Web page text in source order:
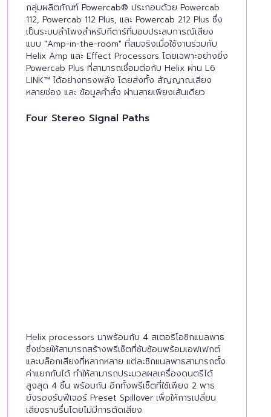
กลุ่มผลิตภัณฑ์ Powercab® ประกอบด้วย Powercab
112, Powercab 112 Plus, และ Powercab 212 Plus ซึ่ง
เป็นระบบลำโพงสำหรับกีตาร์ที่มอบประสบการณ์เสียง
แบบ "Amp-in-the-room" ที่สมจริงเมื่อใช้งานร่วมกับ
Helix Amp และ Effect Processors โดยเฉพาะอย่างยิ่ง
Powercab Plus ที่สามารถเชื่อมต่อกับ Helix ผ่าน L6
LINK™ ได้อย่างทรงพลัง โดยส่งทั้ง สัญญาณเสียง
หลายช่อง และ ข้อมูลคำสั่ง ผ่านสายเพียงเส้นเดียว
Four Stereo Signal Paths
Helix processors มาพร้อมกับ 4 สเตอริโอซิกแนลพาธ
ซึ่งช่วยให้สามารถสร้างพรีเซ็ตที่ซับซ้อนพร้อมเอฟเฟกต์
และบล็อกเสียงที่หลากหลาย แต่ละซิกแนลพาธสามารถตั้ง
ค่าแยกกันได้ ทำให้สามารถประมวลผลเครื่องดนตรีได้
สูงสุด 4 ชิ้น พร้อมกัน อีกทั้งพรีเซ็ตที่ใช้เพียง 2 พาธ
ยังรองรับฟีเจอร์ Preset Spillover เพื่อให้การเปลี่ยน
เสียงราบรื่นโดยไม่มีการตัดเสียง